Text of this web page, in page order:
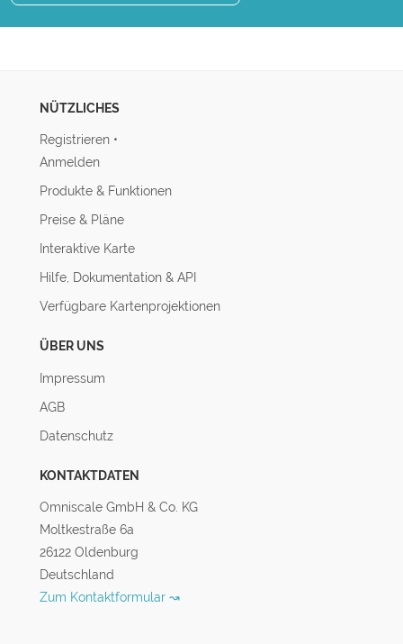
NÜTZLICHES
Registrieren •
Anmelden
Produkte & Funktionen
Preise & Pläne
Interaktive Karte
Hilfe, Dokumentation & API
Verfügbare Kartenprojektionen
ÜBER UNS
Impressum
AGB
Datenschutz
KONTAKTDATEN
Omniscale GmbH & Co. KG
Moltkestraße 6a
26122 Oldenburg
Deutschland
Zum Kontaktformular ↝